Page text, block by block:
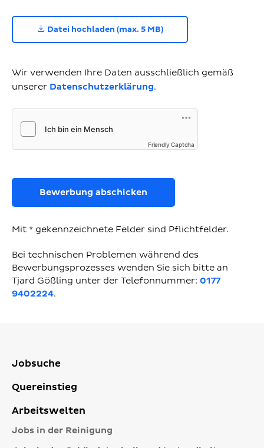
Datei hochladen (max. 5 MB)
Wir verwenden Ihre Daten ausschließlich gemäß
unserer Datenschutzerklärung.
Friendly Captcha
Bewerbung abschicken
Mit * gekennzeichnete Felder sind Pflichtfelder.
Bei technischen Problemen während des
Bewerbungsprozesses wenden Sie sich bitte an
Tjard Gößling unter der Telefonnummer: 0177
9402224.
Jobsuche
Quereinstieg
Arbeitswelten
Jobs in der Reinigung